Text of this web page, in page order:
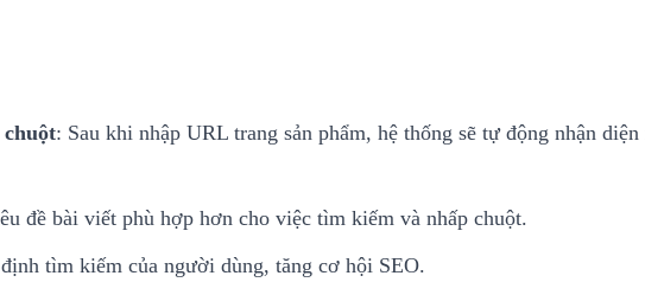
: Sau khi nhập URL trang sản phẩm, hệ thống sẽ tự động nhận
đề bài viết phù hợp hơn cho việc tìm kiếm và nhấp chuột.
tìm kiếm của người dùng, tăng cơ hội SEO.